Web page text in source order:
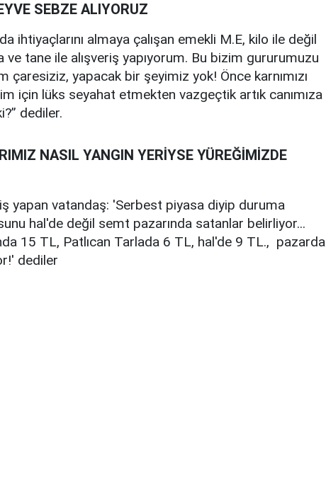
SEBZE ALIYORUZ
ihtiyaçlarını almaya çalışan emekli M.E, kilo ile değil
ve tane ile alışveriş yapıyorum. Bu bizim gururumuzu
çaresiziz, yapacak bir şeyimiz yok! Önce karnımızı
için lüks seyahat etmekten vazgeçtik artık canımıza
dediler.
NASIL YANGIN YERİYSE YÜREĞİMİZDE
yapan vatandaş: 'Serbest piyasa diyip duruma
hal'de değil semt pazarında satanlar belirliyor...
15 TL, Patlıcan Tarlada 6 TL, hal'de 9 TL., pazarda
dediler